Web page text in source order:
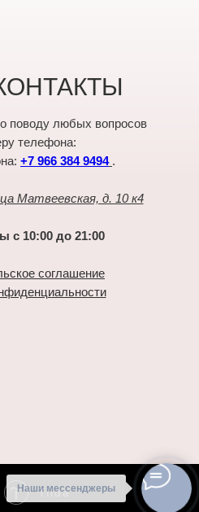
Наши мессенджеры
поводу любых вопросов
телефона:
+7 966 384 9494 .
Матвеевская, д. 10 к4
с 10:00 до 21:00
соглашение
Tilda